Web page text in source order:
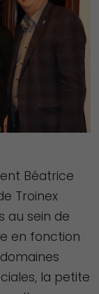
Béatrice
Troinex
au sein de
en fonction
la petite